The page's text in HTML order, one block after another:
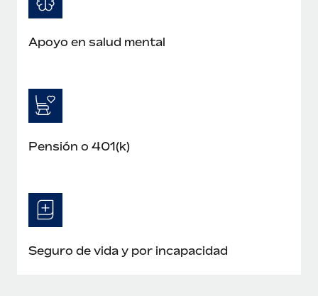
Apoyo en salud mental
Pensión o 401(k)
Seguro de vida y por incapacidad